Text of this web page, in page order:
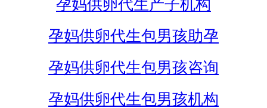
孕妈供卵代生产子机构
孕妈供卵代生包男孩助孕
孕妈供卵代生包男孩咨询
孕妈供卵代生包男孩机构